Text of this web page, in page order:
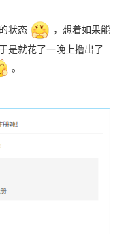
状态
，想着如果能
是就花了一晚上撸出了
。